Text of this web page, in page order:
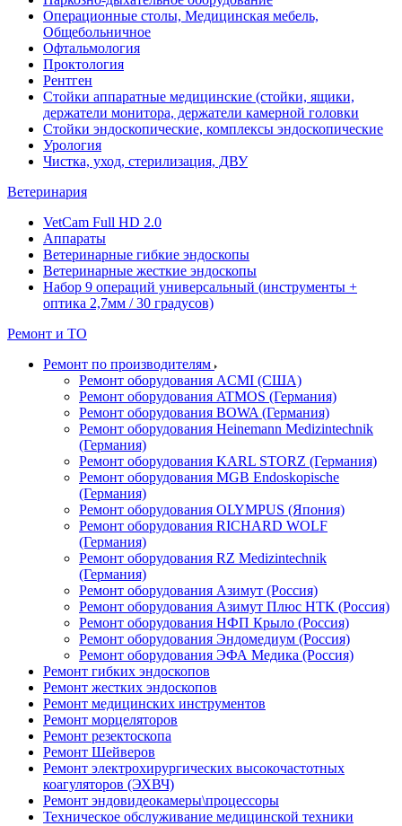
Операционные столы, Медицинская мебель,
Общебольничное
Офтальмология
Проктология
Рентген
Стойки аппаратные медицинские (стойки, ящики,
держатели монитора, держатели камерной головки
Стойки эндоскопические, комплексы эндоскопические
Урология
Чистка, уход, стерилизация, ДВУ
Ветеринария
VetCam Full HD 2.0
Аппараты
Ветеринарные гибкие эндоскопы
Ветеринарные жесткие эндоскопы
Набор 9 операций универсальный (инструменты +
оптика 2,7мм / 30 градусов)
Ремонт и ТО
Ремонт по производителям
Ремонт оборудования ACMI (США)
Ремонт оборудования ATMOS (Германия)
Ремонт оборудования BOWA (Германия)
Ремонт оборудования Heinemann Medizintechnik
(Германия)
Ремонт оборудования KARL STORZ (Германия)
Ремонт оборудования MGB Endoskopische
(Германия)
Ремонт оборудования OLYMPUS (Япония)
Ремонт оборудования RICHARD WOLF
(Германия)
Ремонт оборудования RZ Medizintechnik
(Германия)
Ремонт оборудования Азимут (Россия)
Ремонт оборудования Азимут Плюс НТК (Россия)
Ремонт оборудования НФП Крыло (Россия)
Ремонт оборудования Эндомедиум (Россия)
Ремонт оборудования ЭФА Медика (Россия)
Ремонт гибких эндоскопов
Ремонт жестких эндоскопов
Ремонт медицинских инструментов
Ремонт морцеляторов
Ремонт резектоскопа
Ремонт Шейверов
Ремонт электрохирургических высокочастотных
коагуляторов (ЭХВЧ)
Ремонт эндовидеокамеры\процессоры
Техническое обслуживание медицинской техники